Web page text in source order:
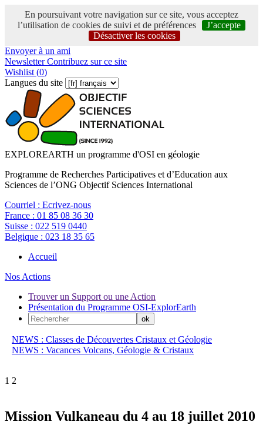
En poursuivant votre navigation sur ce site, vous acceptez
l’utilisation de cookies de suivi et de préférences
J’accepte
Désactiver les cookies
Envoyer à un ami
NewsletterContribuez sur ce site
Wishlist (0)
Langues du site
EXPLOREARTH un programme d'OSI en géologie
Programme de Recherches Participatives et d’Education aux
Sciences de l’ONG Objectif Sciences International
Courriel : Ecrivez-nous
France : 01 85 08 36 30
Suisse : 022 519 0440
Belgique : 023 18 35 65
Accueil
Nos Actions
Trouver un Support ou une Action
Présentation du Programme OSI-ExplorEarth
NEWS : Classes de Découvertes Cristaux et Géologie
NEWS : Vacances Volcans, Géologie & Cristaux
1 2
Mission Vulkaneau du 4 au 18 juillet 2010